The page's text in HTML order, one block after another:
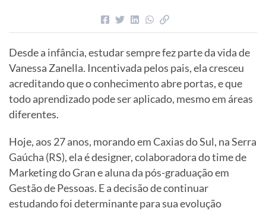
Desde a infância, estudar sempre fez parte da vida de
Vanessa Zanella. Incentivada pelos pais, ela cresceu
acreditando que o conhecimento abre portas, e que
todo aprendizado pode ser aplicado, mesmo em áreas
diferentes.
Hoje, aos 27 anos, morando em Caxias do Sul, na Serra
Gaúcha (RS), ela é designer, colaboradora do time de
Marketing do Gran e aluna da pós-graduação em
Gestão de Pessoas. E a decisão de continuar
estudando foi determinante para sua evolução